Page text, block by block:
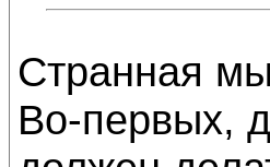
Странная
Во-первых,